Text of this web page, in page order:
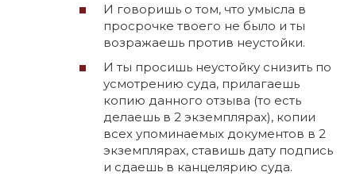
И говоришь о том, что умысла в
просрочке твоего не было и ты
возражаешь против неустойки.
И ты просишь неустойку снизить по
усмотрению суда, прилагаешь
копию данного отзыва (то есть
делаешь в 2 экземплярах), копии
всех упоминаемых документов в 2
экземплярах, ставишь дату подпись
и сдаешь в канцелярию суда.